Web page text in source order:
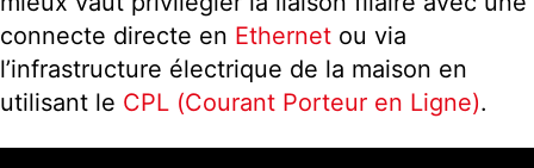
connecte directe en Ethernet ou via
l’infrastructure électrique de la maison en
utilisant le CPL (Courant Porteur en Ligne).